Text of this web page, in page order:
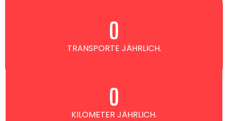
TRANSPORTE JÄHRLICH.
0
KILOMETER JÄHRLICH.
0